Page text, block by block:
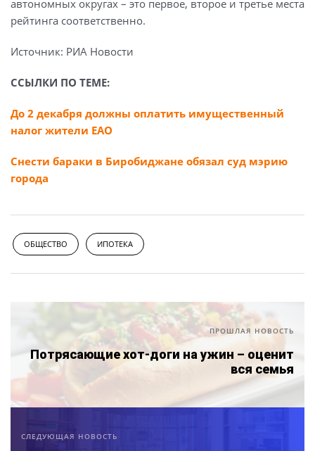
автономных округах – это первое, второе и третье места
рейтинга соответственно.
Источник: РИА Новости
ССЫЛКИ ПО ТЕМЕ:
До 2 декабря должны оплатить имущественный
налог жители ЕАО
Снести бараки в Биробиджане обязал суд мэрию
города
ОБЩЕСТВО ИПОТЕКА
ПРОШЛАЯ НОВОСТЬ
Потрясающие хот-доги на ужин – оценит
вся семья
СЛЕДУЮЩАЯ НОВОСТЬ